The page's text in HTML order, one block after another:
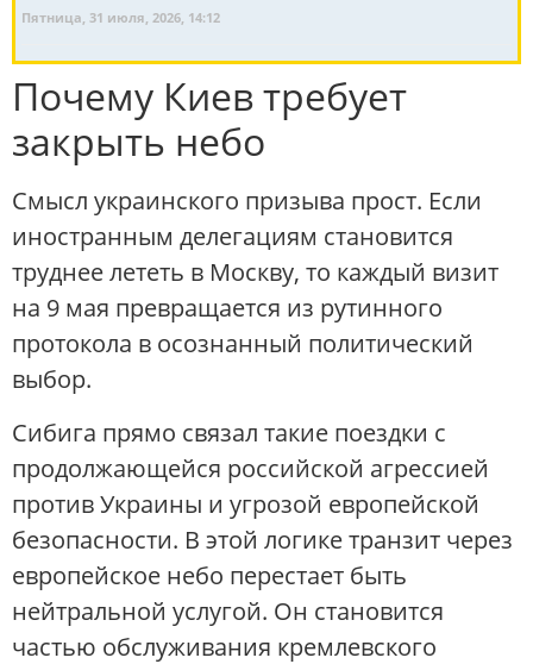
Пятница, 31 июля, 2026, 14:12
Почему Киев требует
закрыть небо
Смысл украинского призыва прост. Если
иностранным делегациям становится
труднее лететь в Москву, то каждый визит
на 9 мая превращается из рутинного
протокола в осознанный политический
выбор.
Сибига прямо связал такие поездки с
продолжающейся российской агрессией
против Украины и угрозой европейской
безопасности. В этой логике транзит через
европейское небо перестает быть
нейтральной услугой. Он становится
частью обслуживания кремлевского